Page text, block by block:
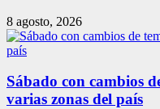
8 agosto, 2026
Sábado con cambios
varias zonas del país